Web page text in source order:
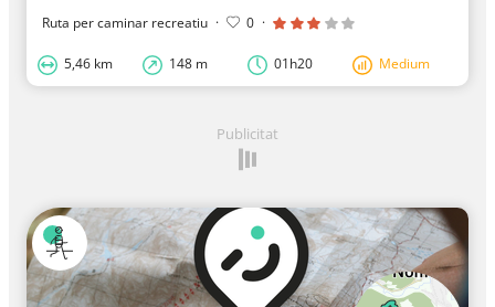
Ruta per caminar recreatiu · 0 ·
5,46 km 148 m 01h20 Medium
Publicitat